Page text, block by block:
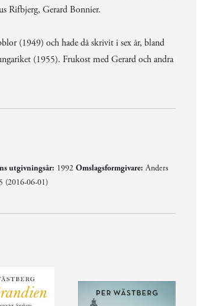
Rifbjerg, Gerard Bonnier.
(1949) och hade då skrivit i sex år, bland
(1955). Frukost med Gerard och andra
utgivningsår: 1992 Omslagsformgivare: Anders
(2016-06-01)